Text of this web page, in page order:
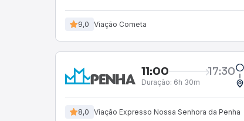
9,0 Viação Cometa
11:00 17:30
Duração: 6h 30m
8,0 Viação Expresso Nossa Senhora da Penha